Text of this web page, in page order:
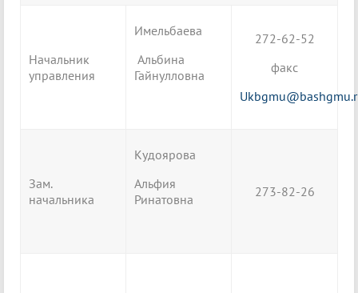
Начальник
управления
Имельбаева
Альбина
Гайнулловна
272-62-52
факс
Зам.
начальника
Кудоярова
Альфия
Ринатовна
273-82-26